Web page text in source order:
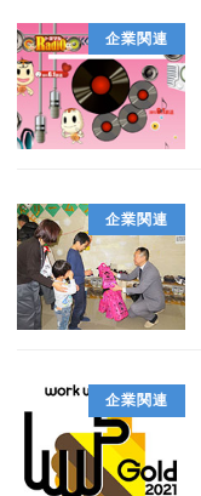
企業関連
企業関連
企業関連